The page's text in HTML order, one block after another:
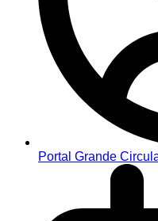
Portal Grande